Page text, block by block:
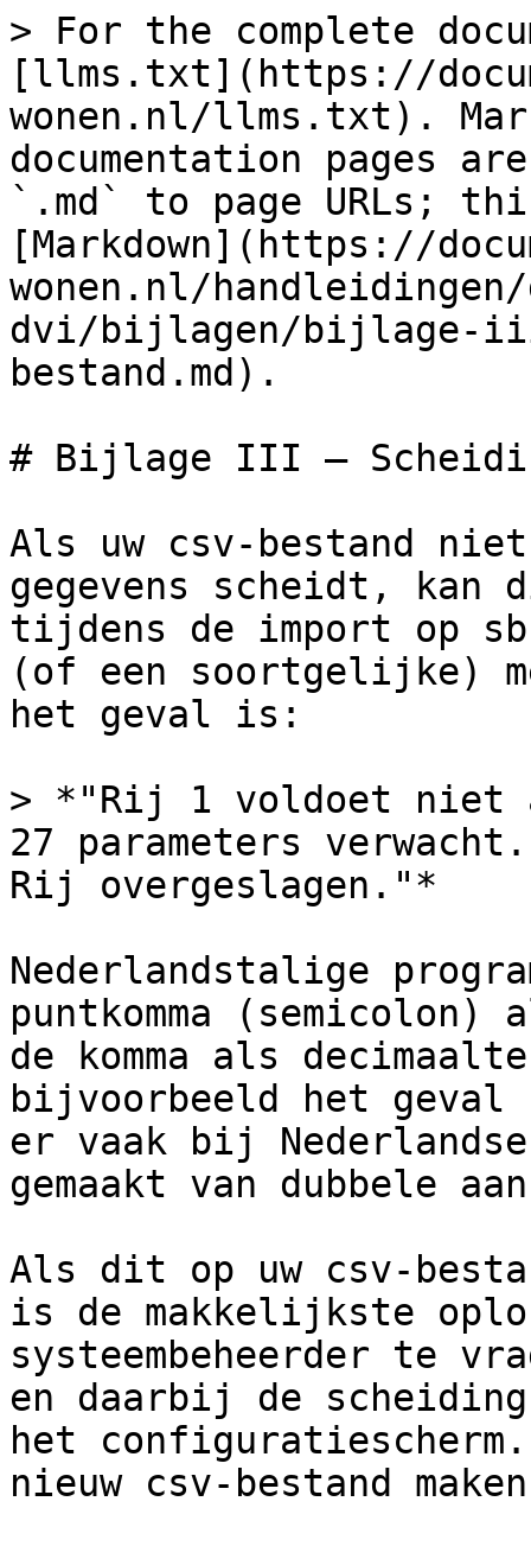
> For the complete
[llms.txt](https://
wonen.nl/llms.txt).
documentation pages
`.md` to page URLs;
[Markdown](https://
wonen.nl/
dvi/bijlagen/bijlage-
bestand.md).
# Bijlage III –
Als uw csv-bestand
gegevens scheidt, kan
tijdens de import op
(of een soortgelijke)
het geval is:
> *"Rij 1 voldoet niet
27 parameters
Rij overgeslagen."*
Nederlandstalige
puntkomma
de komma als
bijvoorbeeld het geval
er vaak bij
gemaakt van dubbele
Als dit op uw csv-
is de makkelijkste
systeembeheerder te
en daarbij de
het
nieuw csv-bestand